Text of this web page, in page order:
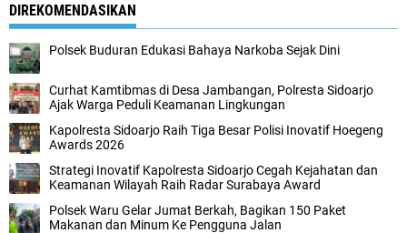
DIREKOMENDASIKAN
Polsek Buduran Edukasi Bahaya Narkoba Sejak Dini
Curhat Kamtibmas di Desa Jambangan, Polresta Sidoarjo
Ajak Warga Peduli Keamanan Lingkungan
Kapolresta Sidoarjo Raih Tiga Besar Polisi Inovatif Hoegeng
Awards 2026
Strategi Inovatif Kapolresta Sidoarjo Cegah Kejahatan dan
Keamanan Wilayah Raih Radar Surabaya Award
Polsek Waru Gelar Jumat Berkah, Bagikan 150 Paket
Makanan dan Minum Ke Pengguna Jalan